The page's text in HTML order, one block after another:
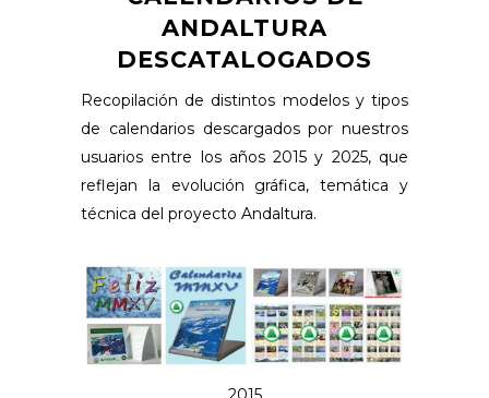
ANDALTURA
DESCATALOGADOS
Recopilación de distintos modelos y tipos
de calendarios descargados por nuestros
usuarios entre los años 2015 y 2025, que
reflejan la evolución gráfica, temática y
técnica del proyecto Andaltura.